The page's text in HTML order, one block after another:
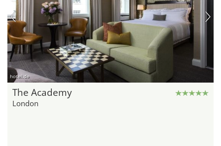
hotel.de
The Academy
London